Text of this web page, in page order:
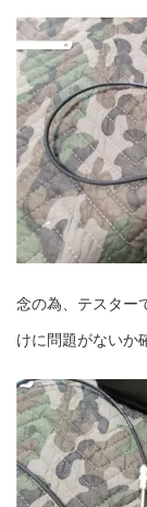
念の為、テスター
けに問題がないか